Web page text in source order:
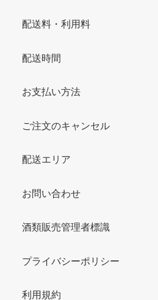
配送料・利用料
配送時間
お支払い方法
ご注文のキャンセル
配送エリア
お問い合わせ
酒類販売管理者標識
プライバシーポリシー
利用規約